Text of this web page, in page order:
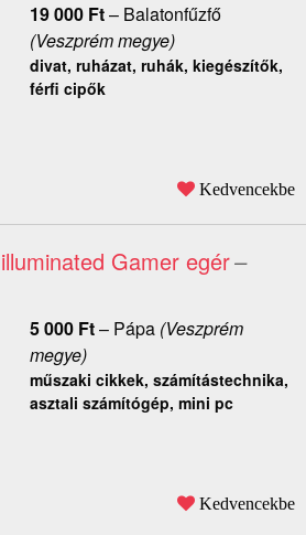
19 000 Ft– Balatonfűzfő
(Veszprém megye)
divat, ruházat, ruhák, kiegészítők,
férfi cipők
Kedvencekbe
Gamer egér–
5 000 Ft– Pápa(Veszprém
megye)
műszaki cikkek, számítástechnika,
asztali számítógép, mini pc
Kedvencekbe